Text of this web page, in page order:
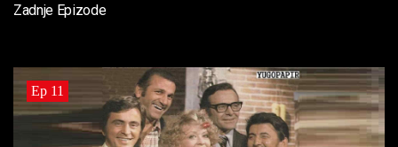
Zadnje Epizode
Ep 11